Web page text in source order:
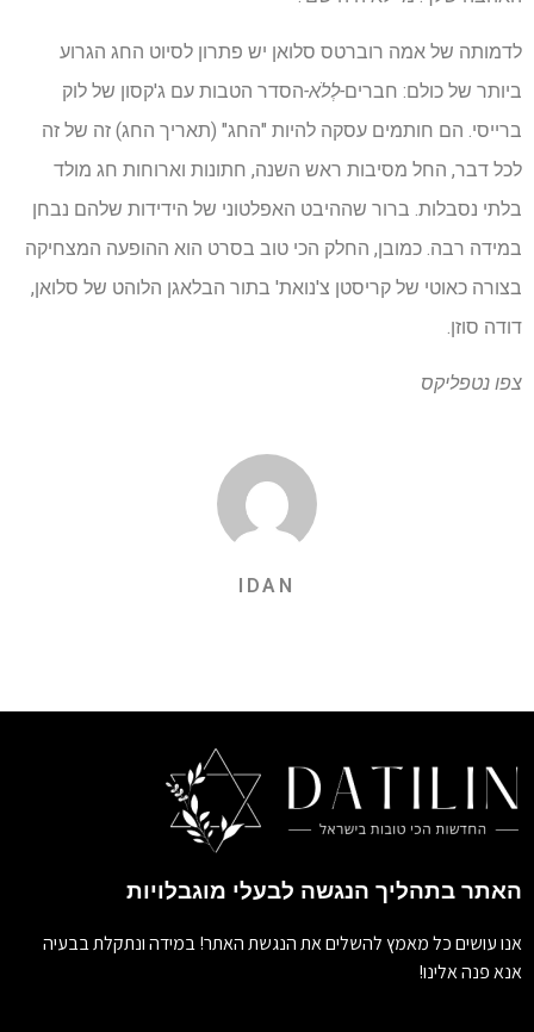
לדמותה של אמה רוברטס סלואן יש פתרון לסיוט החג הגרוע
ביותר של כולם: חברים-לְלֹא-הסדר הטבות עם ג'קסון של לוק
ברייסי. הם חותמים עסקה להיות "החג" (תאריך החג) זה של זה
לכל דבר, החל מסיבות ראש השנה, חתונות וארוחות חג מולד
בלתי נסבלות. ברור שההיבט האפלטוני של הידידות שלהם נבחן
במידה רבה. כמובן, החלק הכי טוב בסרט הוא ההופעה המצחיקה
בצורה כאוטי של קריסטן צ'נואת' בתור הבלאגן הלוהט של סלואן,
דודה סוזן.
צפו נטפליקס
IDAN
האתר בתהליך הנגשה לבעלי מוגבלויות
אנו עושים כל מאמץ להשלים את הנגשת האתר! במידה ונתקלת בבעיה
אנא פנה אלינו!